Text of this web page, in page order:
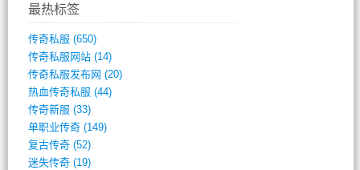
最热标签
传奇私服 (650)
传奇私服网站(14)
传奇私服发布网 (20)
热血传奇私服 (44)
传奇新服 (33)
单职业传奇(149)
复古传奇(52)
迷失传奇(19)